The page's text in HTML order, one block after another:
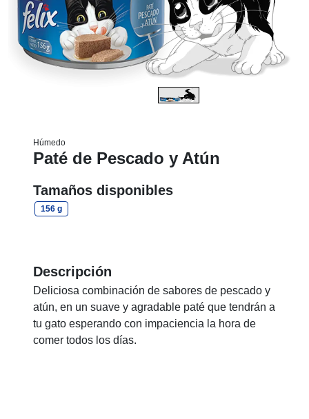
Húmedo
Paté de Pescado y Atún
Tamaños disponibles
156 g
Descripción
Deliciosa combinación de sabores de pescado y
atún, en un suave y agradable paté que tendrán a
tu gato esperando con impaciencia la hora de
comer todos los días.